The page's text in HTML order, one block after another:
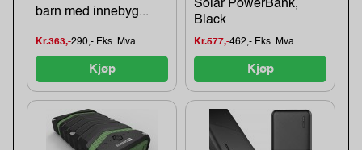
barn med innebyg...
Kr.363,-290,- Eks. Mva.
Kjøp
Solar PowerBank,
Black
Kr.577,-462,- Eks. Mva.
Kjøp